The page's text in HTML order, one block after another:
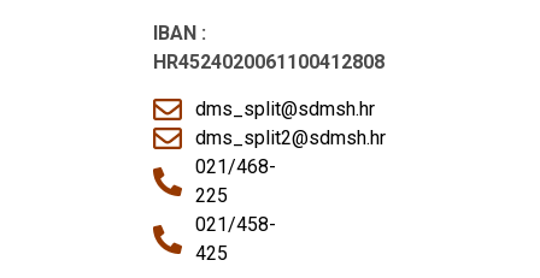
IBAN :
HR4524020061100412808
dms_split@sdmsh.hr
dms_split2@sdmsh.hr
021/468-
225
021/458-
425